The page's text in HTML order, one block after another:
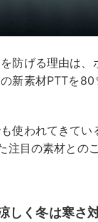
防げる理由は
新素材PTTを
使われてきて
注目の素材とのこ
しく冬は寒さ